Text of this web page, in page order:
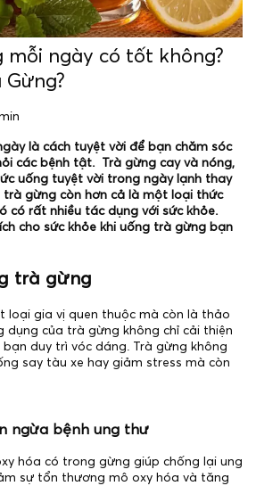
mỗi ngày có tốt không?
Gừng?
là cách tuyệt vời để bạn chăm sóc
các bệnh tật. Trà gừng cay và nóng,
uống tuyệt vời trong ngày lạnh thay
trà gừng còn hơn cả là một loại thức
có rất nhiều tác dụng với sức khỏe.
cho sức khỏe khi uống trà gừng bạn
trà gừng
loại gia vị quen thuộc mà còn là thảo
dụng của trà gừng không chỉ cải thiện
duy trì vóc dáng. Trà gừng không
say tàu xe hay giảm stress mà còn
ngừa bệnh ung thư
hóa có trong gừng giúp chống lại ung
sự tổn thương mô oxy hóa và tăng